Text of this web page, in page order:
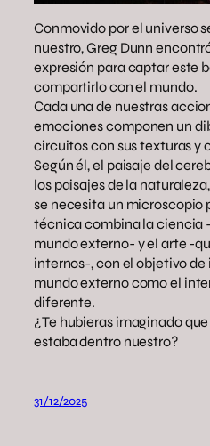
Conmovido por el universo
nuestro, Greg Dunn
expresión para captar este
compartirlo con el mundo.
Cada una de nuestras
emociones componen un
circuitos con sus texturas y
Según él, el paisaje del
los paisajes de la
se necesita un microscopio
técnica combina la ciencia
mundo externo- y el arte -
internos-, con el objetivo de
mundo externo como el
diferente.
¿Te hubieras imaginado
estaba dentro nuestro?
31/12/2025